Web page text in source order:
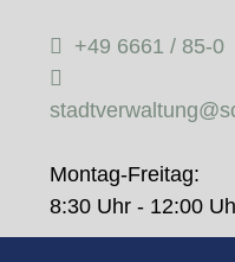
+49 6661 / 85-0
Montag-Freitag:
8:30 Uhr - 12:00